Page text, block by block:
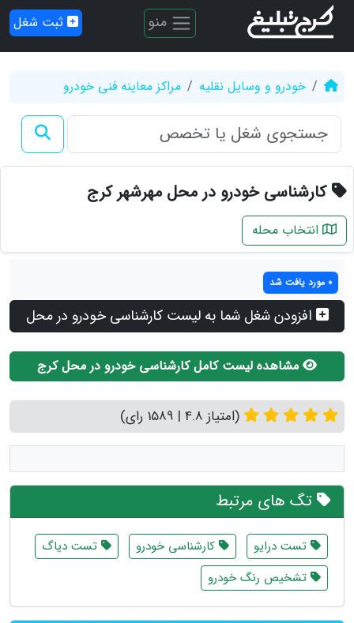
منو ثبت شغل
خودرو و وسایل نقلیه مراکز معاینه فنی خودرو
کارشناسی خودرو در محل مهرشهر کرج
انتخاب محله
0 مورد یافت شد
افزودن شغل شما به لیست کارشناسی خودرو در محل
مشاهده لیست کامل کارشناسی خودرو در محل کرج
(امتیاز 4.8 | 1589 رای)
تگ های مرتبط
تست درایو کارشناسی خودرو
تست دیاگ
تشخیص رنگ خودرو